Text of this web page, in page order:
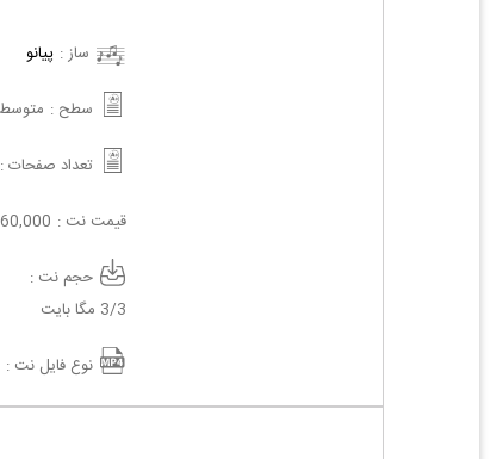
ساز : پیانو
سطح : متوسط
تعداد صفحات :
قیمت نت : 60,000
حجم نت :
3/3 مگا بایت
نوع فایل نت :